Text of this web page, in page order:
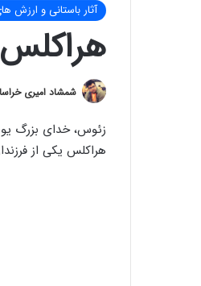
آثار باستانی و ارزش
هراکلس
شمشاد امیری
زئوس، خدای بزرگ
هراکلس یکی از